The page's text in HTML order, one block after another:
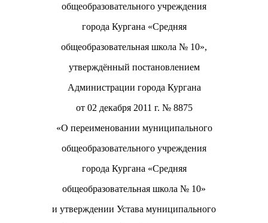
общеобразовательного учреждения
города Кургана «Средняя
общеобразовательная школа № 10»,
утверждённый постановлением
Администрации города Кургана
от 02 декабря 2011 г. № 8875
«О переименовании муниципального
общеобразовательного учреждения
города Кургана «Средняя
общеобразовательная школа № 10»
и утверждении Устава муниципального